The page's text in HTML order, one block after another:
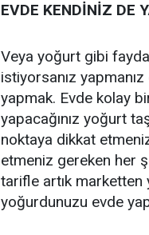
EVDE KENDİNİZ DE
Veya yoğurt gibi
istiyorsanız
yapmak. Evde kolay
yapacağınız yoğurt
noktaya dikkat
etmeniz gereken her
tarifle artık
yoğurdunuzu evde